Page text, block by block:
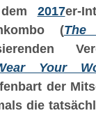
2017er-
(
Your
der
die